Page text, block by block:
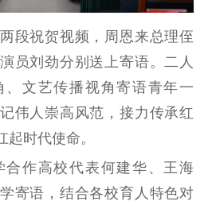
祝贺视频，周恩来总理侄
员刘劲分别送上寄语。二人
文艺传播视角寄语青年一
伟人崇高风范，接力传承红
时代使命。
作高校代表何建华、王海
寄语，结合各校育人特色对